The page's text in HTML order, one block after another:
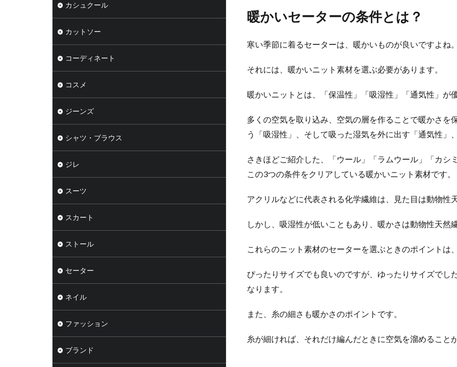
暖かいセーターの条件とは？
寒い季節に着るセーターは、暖かいものが良いですよね。
それには、暖かいニット素材を選ぶ必要があります。
暖かいニットとは、「保温性」「吸湿性」「通気性」が
多くの空気を取り込み、空気の層を作ることで暖かさを
う「吸湿性」、そして吸った湿気を外に出す「通気性」
さきほどご紹介した、「ウール」「ラムウール」「カシ
この3つの条件をクリアしている暖かいニット素材です。
アクリルなどに代表される化学繊維は、見た目は動物性
しかし、吸湿性が低いこともあり、暖かさは動物性天然
これらのニット素材のセーターを選ぶときのポイントは
ぴったりサイズでも良いのですが、ゆったりサイズでし
なります。
また、糸の細さも暖かさのポイントです。
糸が細ければ、それだけ編んだときに空気を溜めること
カシュクール
カットソー
コーディネート
コスメ
ジーンズ
シャツ・ブラウス
ジレ
スーツ
スカート
ストール
セーター
ネイル
ファッション
ブランド